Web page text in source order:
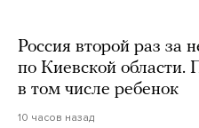
Россия второй раз за
по Киевской области.
в том числе ребенок
10 часов назад